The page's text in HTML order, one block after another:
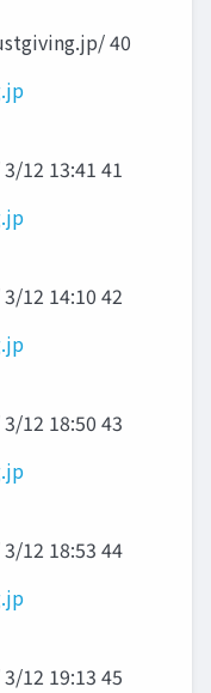
40
12 13:41 41
12 14:10 42
12 18:50 43
12 18:53 44
12 19:13 45